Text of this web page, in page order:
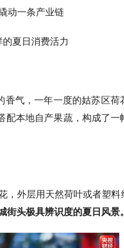
动一条产业链
夏日消费活力
气，一年一度的姑苏区荷
配本地自产果蔬，构成了
外层用天然荷叶或者塑料
头极具辨识度的夏日风景。